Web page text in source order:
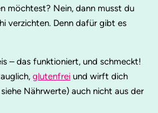
möchtest? Nein, dann musst du
verzichten. Denn dafür gibt es
– das funktioniert, und schmeckt!
glutenfrei und wirft dich
Nährwerte) auch nicht aus der